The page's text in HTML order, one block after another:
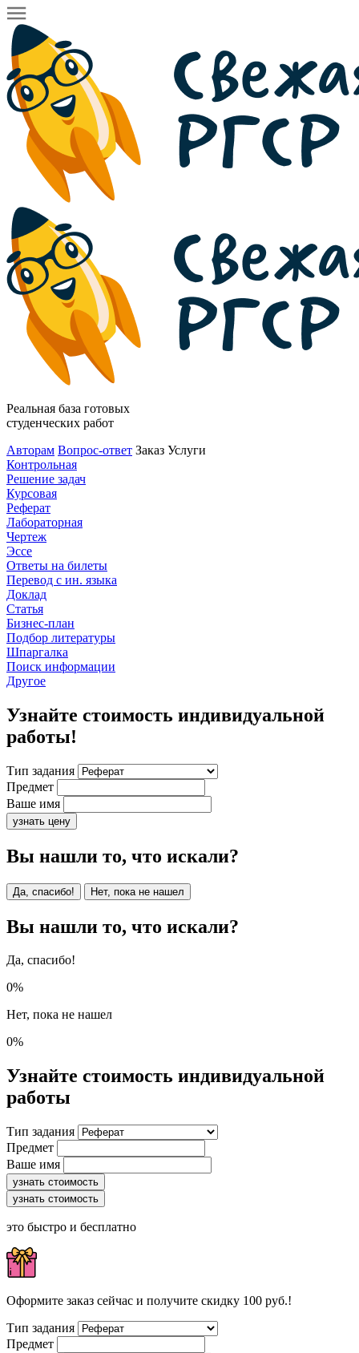
Реальная база готовых
студенческих работ
Авторам Вопрос-ответ Заказ Услуги
Контрольная
Решение задач
Курсовая
Реферат
Лабораторная
Чертеж
Эссе
Ответы на билеты
Перевод с ин. языка
Доклад
Статья
Бизнес-план
Подбор литературы
Шпаргалка
Поиск информации
Другое
Узнайте стоимость индивидуальной
работы!
Тип задания
Предмет
Ваше имя
узнать цену
Вы нашли то, что искали?
Да, спасибо! Нет, пока не нашел
Вы нашли то, что искали?
Да, спасибо!
0%
Нет, пока не нашел
0%
Узнайте стоимость индивидуальной
работы
Тип задания
Предмет
Ваше имя
узнать стоимость
узнать стоимость
это быстро и бесплатно
Оформите заказ сейчас и получите скидку 100 руб.!
Тип задания
Предмет